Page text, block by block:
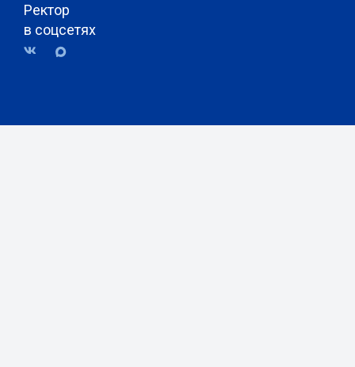
Ректор
в соцсетях